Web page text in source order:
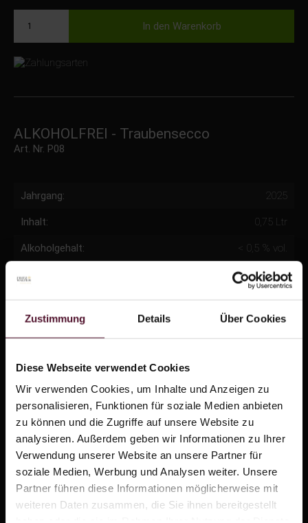
Zustimmung Details Über Cookies
Diese Webseite verwendet Cookies
Wir verwenden Cookies, um Inhalte und Anzeigen zu
personalisieren, Funktionen für soziale Medien anbieten
zu können und die Zugriffe auf unsere Website zu
analysieren. Außerdem geben wir Informationen zu Ihrer
Verwendung unserer Website an unsere Partner für
soziale Medien, Werbung und Analysen weiter. Unsere
Partner führen diese Informationen möglicherweise mit
weiteren Daten zusammen, die Sie ihnen bereitgestellt
ALKOHOLFREI - Traubensecco
Art. Nr. P08
Jahrgang: 2025
Inhalt: 0,75 Ltr
Alkoholgehalt: < 0,5 % vol.
Säure: -
Restzucker: -
Trinktemperatur: 8°C
Nährwertangaben: 100 ml enthalten durchschnittlich
Brennwert
283 kJ / 68 kcal
16,5 g
Davon Zucker
16,5 g